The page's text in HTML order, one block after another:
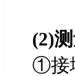
(2)测
①接